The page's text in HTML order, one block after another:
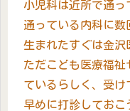
小児科は近所で通っ
通っている内科に数
生まれたすぐは金沢
ただこども医療福祉
ているらしく、受け
早めに打診しておこ